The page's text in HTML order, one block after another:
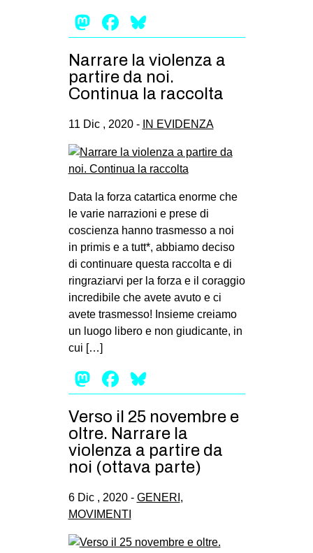
Mastodon
Facebook
Narrare la violenza a
partire da noi.
Continua la raccolta
11 Dic , 2020 - IN EVIDENZA
Data la forza catartica enorme che
le varie narrazioni e prese di
coscienza hanno trasmesso a noi
in primis e a tutt*, abbiamo deciso
di continuare questa raccolta e di
ringraziarvi per la forza e il coraggio
incredibile che avete avuto e ci
avete trasmesso! Insieme creiamo
un luogo libero e non giudicante, in
cui […]
Mastodon
Facebook
Verso il 25 novembre e
oltre. Narrare la
violenza a partire da
noi (ottava parte)
6 Dic , 2020 - GENERI ,
MOVIMENTI